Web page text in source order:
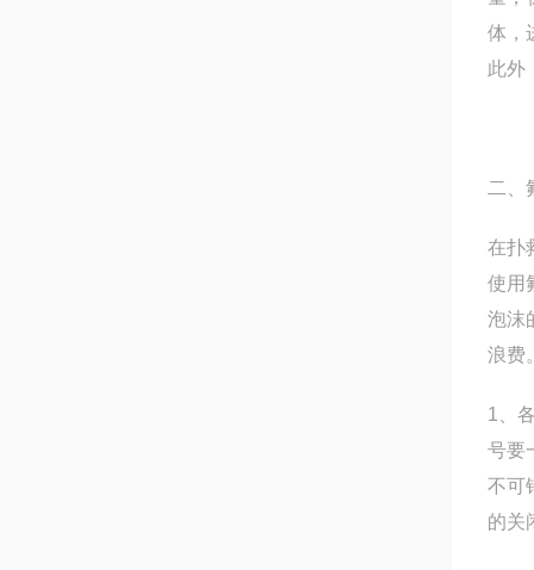
体，
此外
二、
在扑
使用
泡沫
浪费
1、
号要
不可
的关